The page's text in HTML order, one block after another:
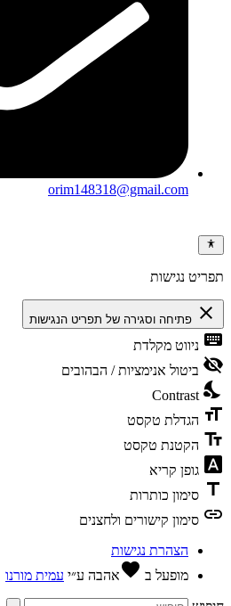
orim148318@gmail.com
נגישות
close פתיחה וסגירה של תפריט הנגישות
ניווט מקלדת
ביטול אנימציות / הבהובים
Contrast
הגדלת טקסט
הקטנת טקסט
גופן קריא
סימון כותרות
סימון קישורים ולחצנים
הצהרת נגישות
מופעל בfavoriteאהבהע״יעמית מורנו